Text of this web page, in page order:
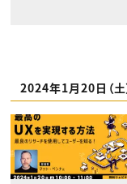
2024年1月20日（